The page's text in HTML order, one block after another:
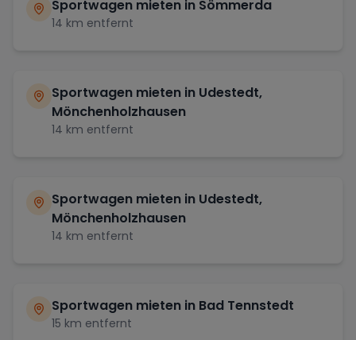
Sportwagen mieten in Sömmerda
14 km entfernt
Sportwagen mieten in Udestedt,
Mönchenholzhausen
14 km entfernt
Sportwagen mieten in Udestedt,
Mönchenholzhausen
14 km entfernt
Sportwagen mieten in Bad Tennstedt
15 km entfernt